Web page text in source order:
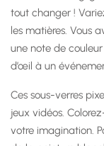
tout changer !
les matières. Vous
une note de
d’œil à un
Ces sous-verres
jeux vidéos.
votre imagination.